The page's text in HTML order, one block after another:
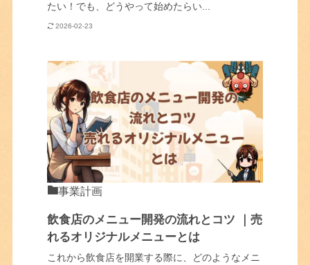
たい！でも、どうやって始めたらい...
2026-02-23
事業計画
飲食店のメニュー開発の流れとコツ ｜売
れるオリジナルメニューとは
これから飲食店を開業する際に、どのようなメニ